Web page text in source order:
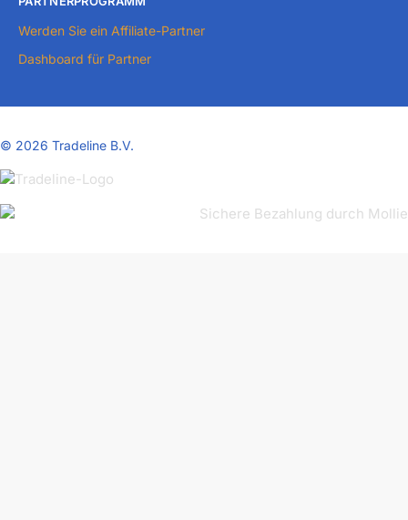
Werden Sie ein Affiliate-Partner
Dashboard für Partner
© 2026 Tradeline B.V.